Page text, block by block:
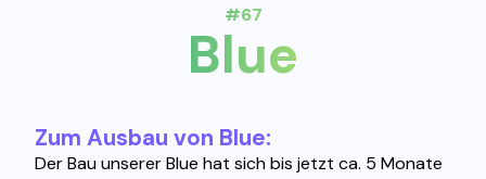
#67
Blue
Zum Ausbau von Blue:
Der Bau unserer Blue hat sich bis jetzt ca. 5 Monate